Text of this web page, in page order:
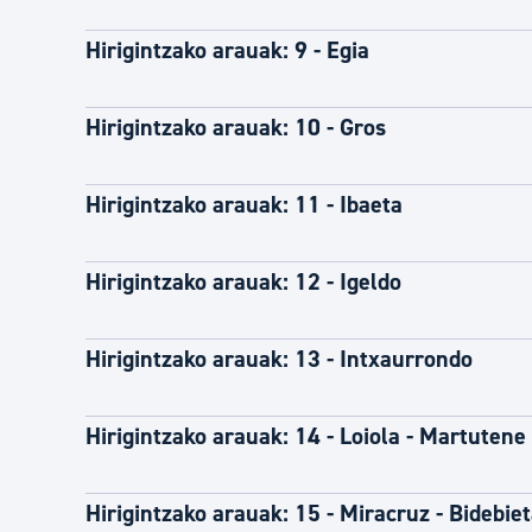
Hirigintzako arauak: 9 - Egia
Hirigintzako arauak: 10 - Gros
Hirigintzako arauak: 11 - Ibaeta
Hirigintzako arauak: 12 - Igeldo
Hirigintzako arauak: 13 - Intxaurrondo
Hirigintzako arauak: 14 - Loiola - Martutene
Hirigintzako arauak: 15 - Miracruz -